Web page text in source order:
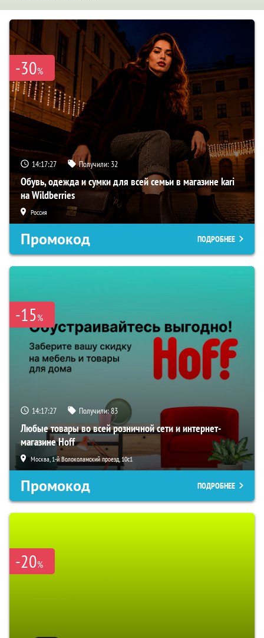
-30%
14:17:27 Получили: 32
Обувь, одежда и сумки для всей семьи в магазине kari
на Wildberries
Россия
Промокод ПОДРОБНЕЕ
-15%
14:17:27 Получили:83
Любые товары во всей розничной сети и интернет-
магазине Hoff
Москва, 1-й Волоколамский проезд, 10с1
Промокод ПОДРОБНЕЕ
-20%